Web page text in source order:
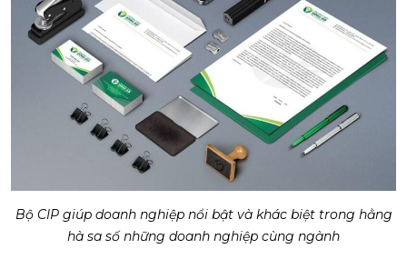
Bộ CIP giúp doanh nghiệp nổi bật và khác biệt trong hằng
hà sa số những doanh nghiệp cùng ngành